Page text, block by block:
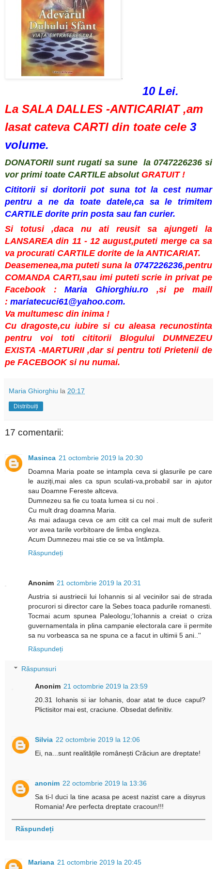
.
10 Lei.
La SALA DALLES -ANTICARIAT ,am
lasat cateva CARTI din toate cele 3
volume.
DONATORII sunt rugati sa sune la 0747226236 si
vor primi toate CARTILE absolut GRATUIT !
Cititorii si doritorii pot suna tot la cest numar
pentru a ne da toate datele,ca sa le trimitem
CARTILE dorite prin posta sau fan curier.
Si totusi ,daca nu ati reusit sa ajungeti la
LANSAREA din 11 - 12 august,puteti merge ca sa
va procurati CARTILE dorite de la ANTICARIAT.
Deasemenea,ma puteti suna la 0747226236,pentru
COMANDA CARTI,sau imi puteti scrie in privat pe
Facebook :Maria Ghiorghiu.ro ,si pe maill
: mariatecuci61@yahoo.com.
Va multumesc din inima !
Cu dragoste,cu iubire si cu aleasa recunostinta
pentru voi toti cititorii Blogului DUMNEZEU
EXISTA -MARTURII ,dar si pentru toti Prietenii de
pe FACEBOOK si nu numai.
Maria Ghiorghiu la 20:17
Distribuiți
17 comentarii:
Masinca 21 octombrie 2019 la 20:30
Doamna Maria poate se intampla ceva si glasurile pe care
le auziți,mai ales ca spun sculati-va,probabil sar in ajutor
sau Doamne Fereste altceva.
Dumnezeu sa fie cu toata lumea si cu noi .
Cu mult drag doamna Maria.
As mai adauga ceva ce am citit ca cel mai mult de suferit
vor avea tarile vorbitoare de limba engleza.
Acum Dumnezeu mai stie ce se va întâmpla.
Răspundeți
Anonim 21 octombrie 2019 la 20:31
Austria si austriecii lui Iohannis si al vecinilor sai de strada
procurori si director care la Sebes toaca padurile romanesti.
Tocmai acum spunea Paleologu;'Iohannis a creiat o criza
guvernamentala in plina campanie electorala care ii permite
sa nu vorbeasca sa ne spuna ce a facut in ultimii 5 ani..''
Răspundeți
Răspunsuri
Anonim 21 octombrie 2019 la 23:59
20.31 Iohanis si iar Iohanis, doar atat te duce capul?
Plictisitor mai est, craciune. Obsedat definitiv.
Silvia 22 octombrie 2019 la 12:06
Ei, na...sunt realitățile românești Crăciun are dreptate!
anonim 22 octombrie 2019 la 13:36
Sa ti-l duci la tine acasa pe acest nazist care a disyrus
Romania! Are perfecta dreptate cracoun!!!
Răspundeți
Mariana 21 octombrie 2019 la 20:45